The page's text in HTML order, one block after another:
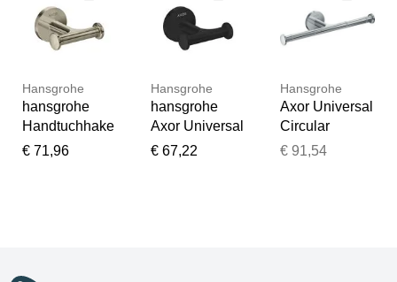
Hansgrohe
hansgrohe
Handtuchhake
n doppelt
€ 71,96
Hansgrohe
hansgrohe
Axor Universal
Circular
€ 67,22
Hansgrohe
Axor Universal
Circular
Papierrollenha
€ 91,54